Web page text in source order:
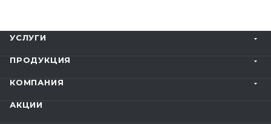
УСЛУГИ
ПРОДУКЦИЯ
КОМПАНИЯ
АКЦИИ